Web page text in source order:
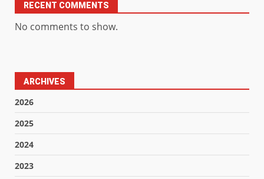
RECENT COMMENTS
No comments to show.
ARCHIVES
2026
2025
2024
2023